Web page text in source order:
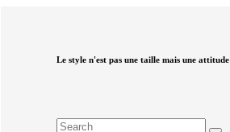
Le style n'est pas une taille mais une attitude